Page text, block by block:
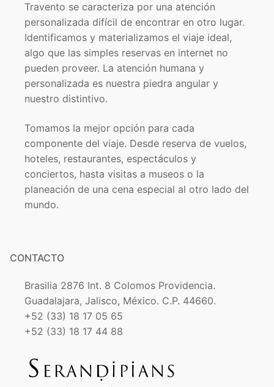
Travento se caracteriza por una atención
personalizada difícil de encontrar en otro lugar.
Identificamos y materializamos el viaje ideal,
algo que las simples reservas en internet no
pueden proveer. La atención humana y
personalizada es nuestra piedra angular y
nuestro distintivo.
Tomamos la mejor opción para cada
componente del viaje. Desde reserva de vuelos,
hoteles, restaurantes, espectáculos y
conciertos, hasta visitas a museos o la
planeación de una cena especial al otro lado del
mundo.
CONTACTO
Brasilia 2876 Int. 8 Colomos Providencia.
Guadalajara, Jalisco, México. C.P. 44660.
+52 (33) 18 17 05 65
+52 (33) 18 17 44 88